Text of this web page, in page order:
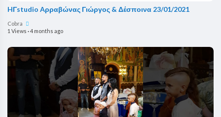
HΓstudio Aρραβώνας Γιώργος & Δέσποινα 23/01/2021
Cobra
1 Views ·4 months ago